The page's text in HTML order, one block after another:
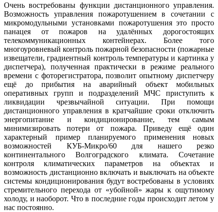
Очень востребованы функции дистанционного управления.
Возможность управления пожаротушением в сочетании с
микромодульными установками пожаротушения это просто
панацея от пожаров на удалённых дорогостоящих
телекоммуникационных контейнерах. Более того
многоуровневый контроль пожарной безопасности (пожарные
извещатели, градиентный контроль температуры и картинка у
диспетчера), полученная практически в режиме реального
времени с фоторегистратора, позволит опытному диспетчеру
ещё до прибытия на аварийный объект мобильных
оперативных групп и подразделений МЧС приступить к
ликвидации чрезвычайной ситуации. При помощи
дистанционного управления в кратчайшие сроки отключить
энергопитание и кондиционирование, тем самым
минимизировать потери от пожара. Приведу ещё один
характерный пример планируемого применения новых
возможностей КУБ-Микро/60 для нашего резко
континентального Волгоградского климата. Сочетание
контроля климатических параметров на объектах и
возможность дистанционно включать и выключать на объекте
системы кондиционирования будут востребованы в условиях
стремительного перехода от «убойной» жары к ощутимому
холоду, и наоборот. Что в последние годы происходит летом у
нас постоянно.